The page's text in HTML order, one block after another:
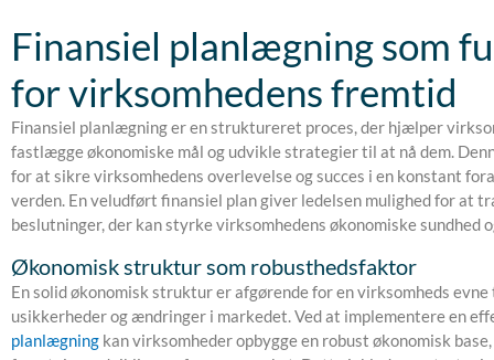
Finansiel planlægning som
for virksomhedens fremtid
Finansiel planlægning er en struktureret proces, der hjælper
fastlægge økonomiske mål og udvikle strategier til at nå dem.
for at sikre virksomhedens overlevelse og succes i en konstant
verden. En veludført finansiel plan giver ledelsen mulighed for at
beslutninger, der kan styrke virksomhedens økonomiske sundhed
Økonomisk struktur som robusthedsfaktor
En solid økonomisk struktur er afgørende for en virksomheds
usikkerheder og ændringer i markedet. Ved at implementere en
planlægning kan virksomheder opbygge en robust økonomisk